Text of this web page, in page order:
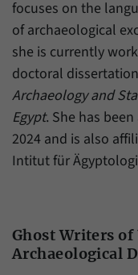
focuses on the
of archaeological
she is currently
doctoral
Archaeology and
Egypt. She has
2024 and is also
Intitut für
Ghost Writers of
Archaeological
Name
Anbieter
Laufzeit 30
Mit